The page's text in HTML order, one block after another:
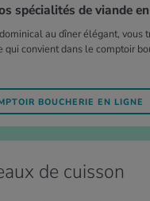
spécialités de viande
au dîner élégant, vous
qui convient dans le comptoir
BOUCHERIE EN LIGNE
de cuisson